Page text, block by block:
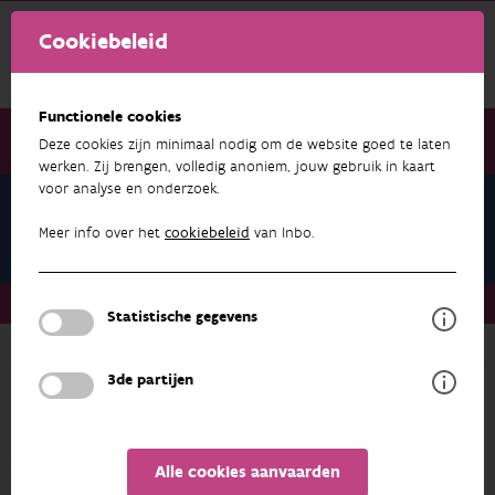
Cookiebeleid
Functionele cookies
Deze cookies zijn minimaal nodig om de website goed te laten
werken. Zij brengen, volledig anoniem, jouw gebruik in kaart
voor analyse en onderzoek.
Meer info over het cookiebeleid van Inbo.
Statistische gegevens
3de partijen
Alle cookies aanvaarden
Biometrie, methodologie en kwaliteitszorg
Biometrie, methodologie en